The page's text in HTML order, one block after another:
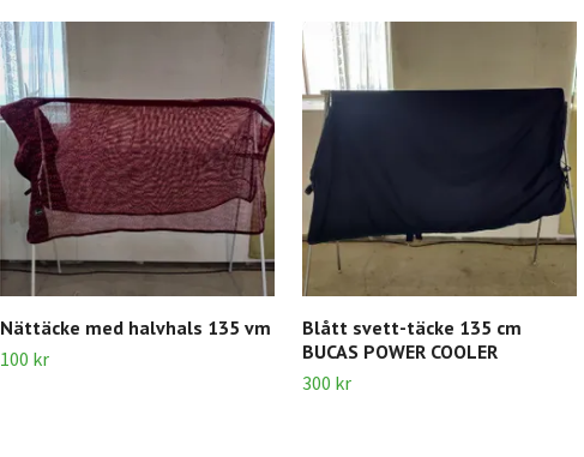
Nättäcke med halvhals 135 vm
100 kr
Blått svett-täcke 135 cm
BUCAS POWER COOLER
300 kr